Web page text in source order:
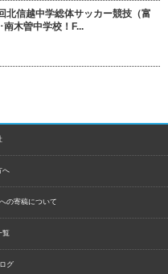
北信越中学総体サッカー競技（富
南木曽中学校！F...
へ
の寄稿について
覧
グ